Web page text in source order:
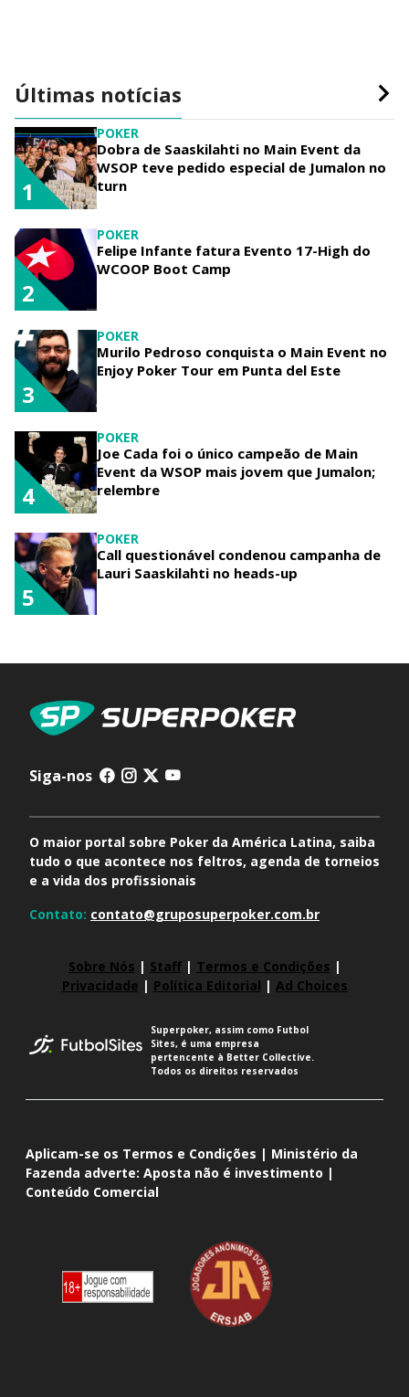
Últimas notícias
POKER
Dobra de Saaskilahti no Main Event da
WSOP teve pedido especial de Jumalon no
turn
1
POKER
Felipe Infante fatura Evento 17-High do
WCOOP Boot Camp
2
POKER
Murilo Pedroso conquista o Main Event no
Enjoy Poker Tour em Punta del Este
3
POKER
Joe Cada foi o único campeão de Main
Event da WSOP mais jovem que Jumalon;
relembre
4
POKER
Call questionável condenou campanha de
Lauri Saaskilahti no heads-up
5
Siga-nos
O maior portal sobre Poker da América Latina, saiba
tudo o que acontece nos feltros, agenda de torneios
e a vida dos profissionais
Contato: contato@gruposuperpoker.com.br
Sobre Nós | Staff| Termos e Condições |
Privacidade | Política Editorial | Ad Choices
Superpoker, assim como Futbol
Sites, é uma empresa
pertencente à Better Collective.
Todos os direitos reservados
Aplicam-se os Termos e Condições | Ministério da
Fazenda adverte: Aposta não é investimento |
Conteúdo Comercial